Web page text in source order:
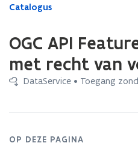
Gedaan
zich
op:
met
Catalogus
OGC API
met recht van
DataService • Toegang
OP DEZE PAGINA